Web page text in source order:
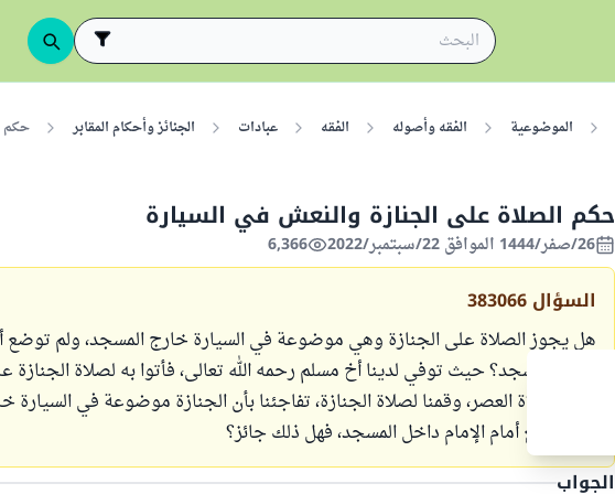
الموضوعية الفقه وأصوله الفقه عبادات الجنائز وأحكام المقابر حكم
حكم الصلاة على الجنازة والنعش في السيارة
26/صفر/1444 الموافق 22/سبتمبر/2022 6,366
السؤال 383066
هل يجوز الصلاة على الجنازة وهي موضوعة في السيارة خارج المسجد، ولم توضع
داخل المسجد؟ حيث توفي لدينا أخ مسلم رحمه الله تعالى، فأتوا به لصلاة الجنازة
أنهينا صلاة العصر، وقمنا لصلاة الجنازة، تفاجئنا بأن الجنازة موضوعة في
ولم توضع أمام الإمام داخل المسجد، فهل ذلك جائز؟
الجواب